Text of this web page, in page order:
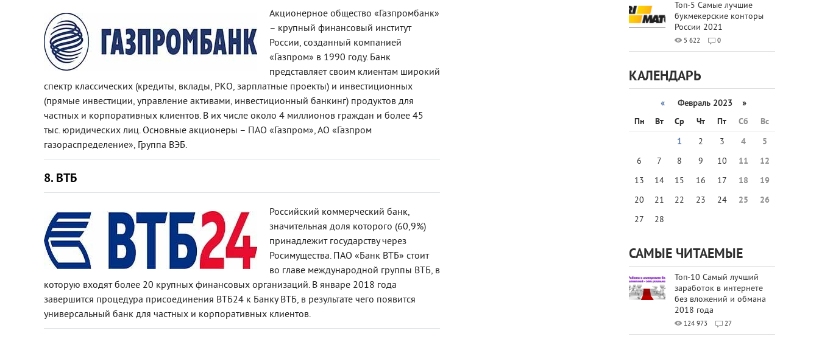
Акционерное общество «Газпромбанк»
– крупный финансовый институт
России, созданный компанией
«Газпром» в 1990 году. Банк
представляет своим клиентам широкий
спектр классических (кредиты, вклады, РКО, зарплатные проекты) и инвестиционных
(прямые инвестиции, управление активами, инвестиционный банкинг) продуктов для
частных и корпоративных клиентов. В их числе около 4 миллионов граждан и более 45
тыс. юридических лиц. Основные акционеры – ПАО «Газпром», АО «Газпром
газораспределение», Группа ВЭБ.
8. ВТБ
Российский коммерческий банк,
значительная доля которого (60,9%)
принадлежит государству через
Росимущества. ПАО «Банк ВТБ» стоит
во главе международной группы ВТБ, в
которую входят более 20 крупных финансовых организаций. В январе 2018 года
завершится процедура присоединения ВТБ24 к Банку ВТБ, в результате чего появится
универсальный банк для частных и корпоративных клиентов.
Топ-5 Самые лучшие
букмекерские конторы
России 2021
5 622 0
КАЛЕНДАРЬ
«
Февраль 2023 »
Пн
Вт Ср Чт Пт Сб
Вс
1
2 3 4
5
6
7 8 9 10 11
12
13
14 15 16 17 18
19
20
21 22 23 24 25
26
27
28
САМЫЕ ЧИТАЕМЫЕ
Топ-10 Самый лучший
заработок в интернете
без вложений и обмана
2018 года
124 973 27